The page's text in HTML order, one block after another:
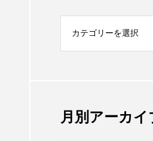
月別アーカイ